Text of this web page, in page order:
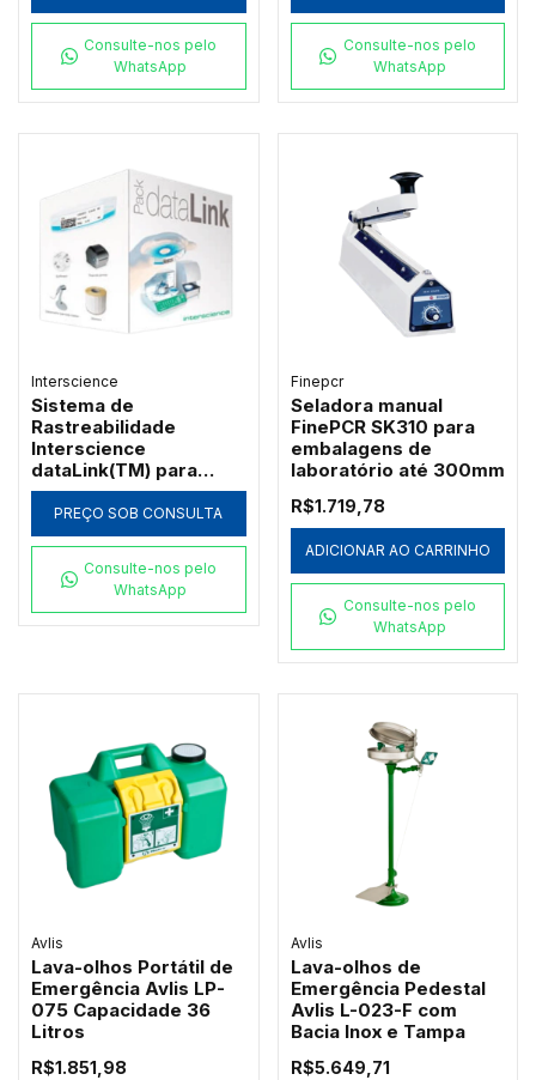
Consulte-nos pelo
WhatsApp
Consulte-nos pelo
WhatsApp
Interscience
Sistema de
Rastreabilidade
Interscience
dataLink(TM) para
Microbiologia
PREÇO SOB CONSULTA
Consulte-nos pelo
WhatsApp
Finepcr
Seladora manual
FinePCR SK310 para
embalagens de
laboratório até 300mm
R$1.719,78
ADICIONAR AO CARRINHO
Consulte-nos pelo
WhatsApp
Avlis
Lava-olhos Portátil de
Emergência Avlis LP-
075 Capacidade 36
Litros
R$1.851,98
Avlis
Lava-olhos de
Emergência Pedestal
Avlis L-023-F com
Bacia Inox e Tampa
R$5.649,71